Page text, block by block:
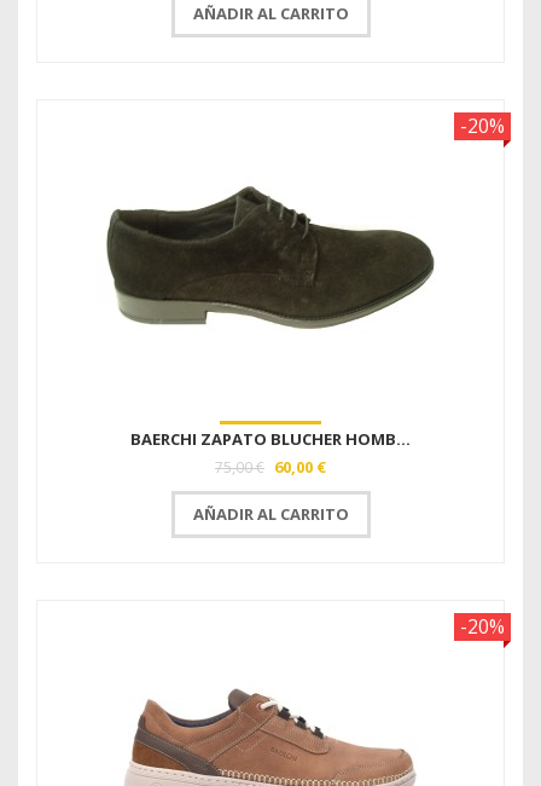
AÑADIR AL CARRITO
-20%
BAERCHI ZAPATO BLUCHER HOMB...
75,00 € 60,00 €
AÑADIR AL CARRITO
-20%